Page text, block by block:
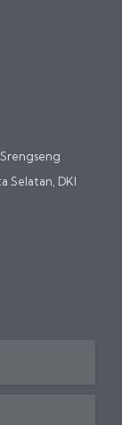
Srengseng
Selatan, DKI